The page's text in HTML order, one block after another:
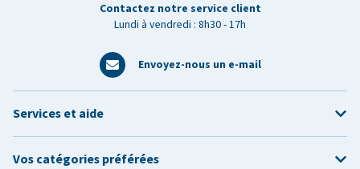
Contactez notre service client
Lundi à vendredi : 8h30 - 17h
Envoyez-nous un e-mail
Services et aide
Vos catégories préférées